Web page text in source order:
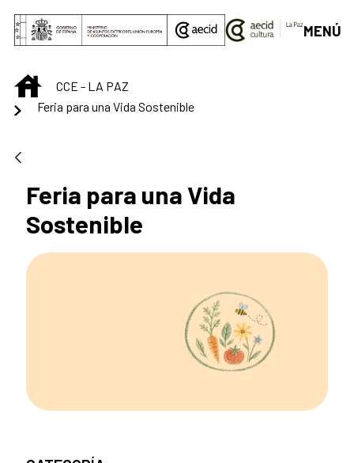
Saltar al contenido principal
MENÚ
INICIOCCE - LA PAZ
Feria para una Vida Sostenible
Feria para una Vida
Sostenible